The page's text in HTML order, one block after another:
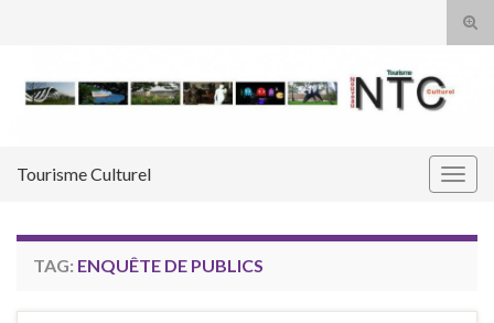
Tourisme Culturel
TAG: ENQUÊTE DE PUBLICS